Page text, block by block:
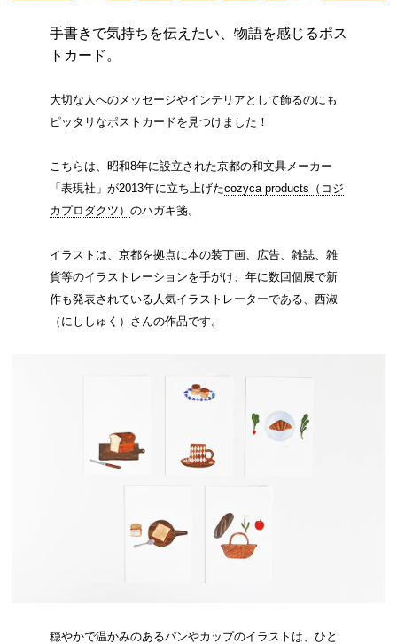
手書きで気持ちを伝えたい、物語を感じるポス
トカード。
大切な人へのメッセージやインテリアとして飾るのにも
ピッタリなポストカードを見つけました！
こちらは、昭和8年に設立された京都の和文具メーカー
「表現社」が2013年に立ち上げたcozyca products（コジ
カプロダクツ） のハガキ箋。
イラストは、京都を拠点に本の装丁画、広告、雑誌、雑
貨等のイラストレーションを手がけ、年に数回個展で新
作も発表されている人気イラストレーターである、西淑
（にししゅく）さんの作品です。
穏やかで温かみのあるパンやカップのイラストは、ひと